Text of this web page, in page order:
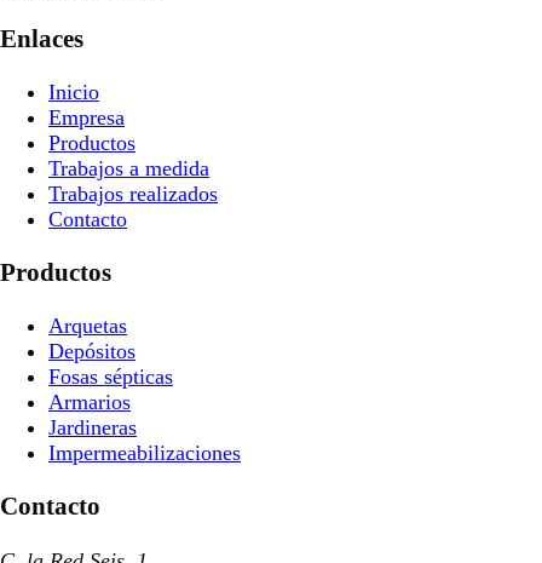
Enlaces
Inicio
Empresa
Productos
Trabajos a medida
Trabajos realizados
Contacto
Productos
Arquetas
Depósitos
Fosas sépticas
Armarios
Jardineras
Impermeabilizaciones
Contacto